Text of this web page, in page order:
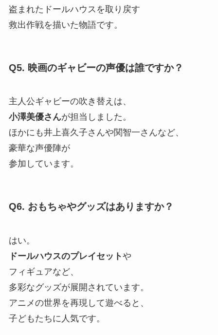
盗まれたドールハウスを取り戻す
救出作戦を描いた物語です。
Q5. 映画のギャビーの声優は誰ですか？
主人公ギャビーの吹き替えは、
小澤美優さんが担当しました。
ほかにも井上喜久子さんや関智一さんなど、
豪華な声優陣が
参加しています。
Q6. おもちゃやグッズはありますか？
はい。
ドールハウスのプレイセットや
フィギュアなど、
多彩なグッズが展開されています。
アニメの世界を再現して遊べると、
子どもたちに人気です。